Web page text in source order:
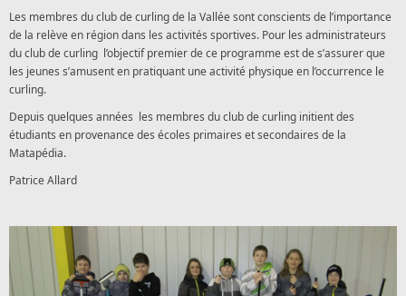
Les membres du club de curling de la Vallée sont conscients de l’importance
de la relève en région dans les activités sportives. Pour les administrateurs
du club de curling l’objectif premier de ce programme est de s’assurer que
les jeunes s’amusent en pratiquant une activité physique en l’occurrence le
curling.
Depuis quelques années les membres du club de curling initient des
étudiants en provenance des écoles primaires et secondaires de la
Matapédia.
Patrice Allard